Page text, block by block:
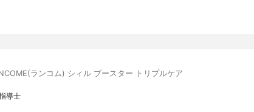
ランコム) シィル ブースター トリプルケア
導士